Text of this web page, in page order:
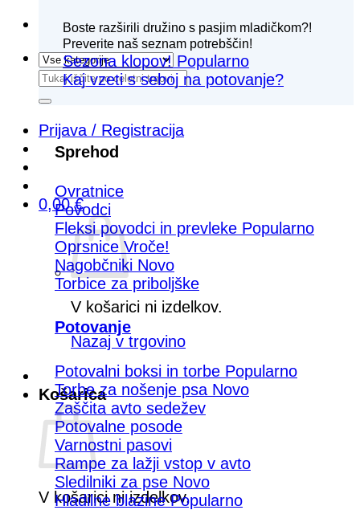
Išči:
Prijava / Registracija
0,00€
V košarici ni izdelkov.
Nazaj v trgovino
Košarica
V košarici ni izdelkov.
Boste razširili družino s pasjim mladičkom?!
Preverite naš seznam potrebščin!
Sezona klopov!
Kaj vzeti s seboj na potovanje?
Sprehod
Ovratnice
Povodci
Fleksi povodci in prevleke
Oprsnice
Nagobčniki
Torbice za priboljške
Potovanje
Potovalni boksi in torbe
Torbe za nošenje psa
Zaščita avto sedežev
Potovalne posode
Varnostni pasovi
Rampe za lažji vstop v avto
Sledilniki za pse
Hladilne blazine